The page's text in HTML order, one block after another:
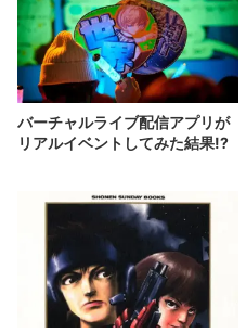
バーチャルライブ配信アプリが
リアルイベントしてみた結果!?